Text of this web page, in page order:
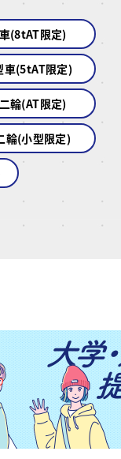
(8tAT限定)
車(5tAT限定)
輪(AT限定)
輪(小型限定)